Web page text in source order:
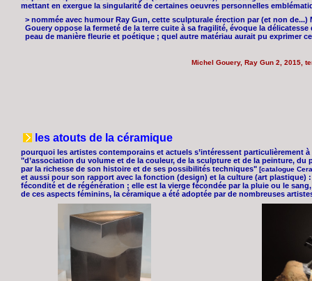
mettant en exergue la singularité de certaines oeuvres personnelles
> nommée avec humour Ray Gun, cette sculpturale érection par (et non de...)
Gouery oppose la fermeté de la terre cuite à sa fragilité, évoque la délicatesse
peau de manière fleurie et poétique ; quel autre matériau aurait pu exprimer
Michel Gouery, Ray Gun 2, 2015,
les atouts de la céramique
pourquoi les artistes contemporains et actuels s’intéressent particulièrement
"d’association du volume et de la couleur, de la sculpture et de la peinture,
par la richesse de son histoire et de ses possibilités techniques" [catalogue
et aussi pour son rapport avec la fonction (design) et la culture (art plastique)
fécondité et de régénération ; elle est la vierge fécondée par la pluie ou le
de ces aspects féminins, la céramique a été adoptée par de nombreuses